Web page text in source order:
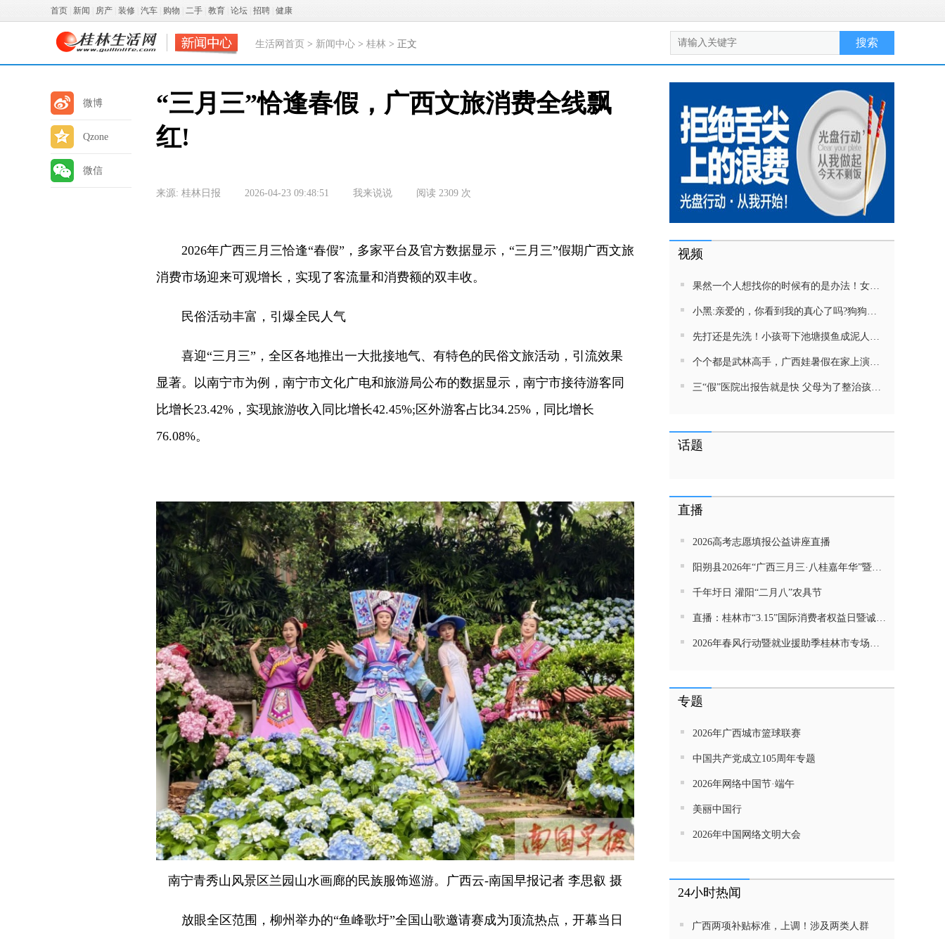
首页 新闻 房产 装修 汽车 购物 二手 教育 论坛 招聘 健康
生活网首页 > 新闻中心 > 桂林 > 正文
微博
Qzone
微信
“三月三”恰逢春假，广西文旅消费全线飘
红!
来源: 桂林日报 2026-04-23 09:48:51 我来说说 阅读 2309 次
2026年广西三月三恰逢“春假”，多家平台及官方数据显示，“三月三”假期广西文旅
消费市场迎来可观增长，实现了客流量和消费额的双丰收。
民俗活动丰富，引爆全民人气
喜迎“三月三”，全区各地推出一大批接地气、有特色的民俗文旅活动，引流效果
显著。以南宁市为例，南宁市文化广电和旅游局公布的数据显示，南宁市接待游客同
比增长23.42%，实现旅游收入同比增长42.45%;区外游客占比34.25%，同比增长
76.08%。
南宁青秀山风景区兰园山水画廊的民族服饰巡游。广西云-南国早报记者 李思叡 摄
放眼全区范围，柳州举办的“鱼峰歌圩”全国山歌邀请赛成为顶流热点，开幕当日
视频
果然一个人想找你的时候有的是办法！女生吵架将男友拉黑，结果男友给家里狗打电话了！汪：吵死了，一会就去把号码注销
小黑:亲爱的，你看到我的真心了吗?狗狗雨中等好朋狗不愿离去，网友:确实搞笑，黄黄都有男朋友，你却没有
先打还是先洗！小孩哥下池塘摸鱼成泥人！网友：这才是童年该有的样子，好怀念
个个都是武林高手，广西娃暑假在家上演武侠片，80后90后:以前我们也这样玩
三“假”医院出报告就是快 父母为了整治孩子少吃零食想尽了办法 网友：“又有”笑死我了
话题
直播
2026高考志愿填报公益讲座直播
阳朔县2026年“广西三月三·八桂嘉年华”暨金龙巡游活动直播
千年圩日 灌阳“二月八”农具节
直播：桂林市“3.15”国际消费者权益日暨诚信教育主题活动网民面对面活动
2026年春风行动暨就业援助季桂林市专场招聘活动直播带岗
专题
2026年广西城市篮球联赛
中国共产党成立105周年专题
2026年网络中国节·端午
美丽中国行
2026年中国网络文明大会
24小时热闻
广西两项补贴标准，上调！涉及两类人群